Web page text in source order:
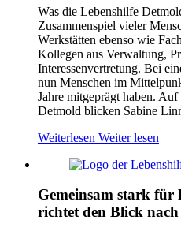
Was die Lebenshilfe
Zusammenspiel vieler
Werkstätten ebenso wie
Kollegen aus Verwaltung,
Interessenvertretung. Bei
nun Menschen im
Jahre mitgeprägt haben.
Detmold blicken Sabine
Weiterlesen Weiter lesen
Gemeinsam stark für
richtet den Blick